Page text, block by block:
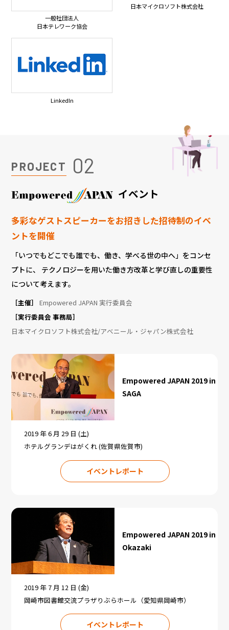
一般社団法人
日本テレワーク協会
日本マイクロソフト株式会社
LinkedIn
PROJECT 02
イベント
多彩なゲストスピーカーをお招きした招待制のイベ
ントを開催
「いつでもどこでも誰でも、働き、学べる世の中へ」をコンセ
プトに、
テクノロジーを用いた働き方改革と学び直しの重要性
について考えます。
［主催］
Empowered JAPAN 実行委員会
［実行委員会 事務局］
日本マイクロソフト株式会社/アベニール・ジャパン株式会社
Empowered JAPAN 2019 in
SAGA
2019 年 6 月 29 日 (土)
ホテルグランデはがくれ (佐賀県佐賀市)
イベントレポート
Empowered JAPAN 2019 in
Okazaki
2019 年 7 月 12 日 (金)
岡崎市図書館交流プラザりぶらホール（愛知県岡崎市）
イベントレポート